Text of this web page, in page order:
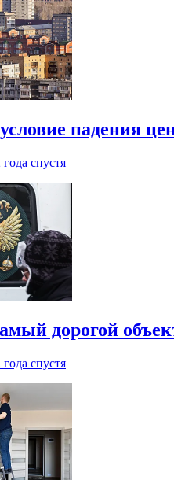
падения
года спустя
дорогой
года спустя